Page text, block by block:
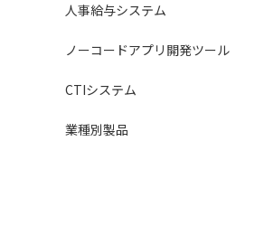
人事給与システム
ノーコードアプリ開発ツール
CTIシステム
業種別製品